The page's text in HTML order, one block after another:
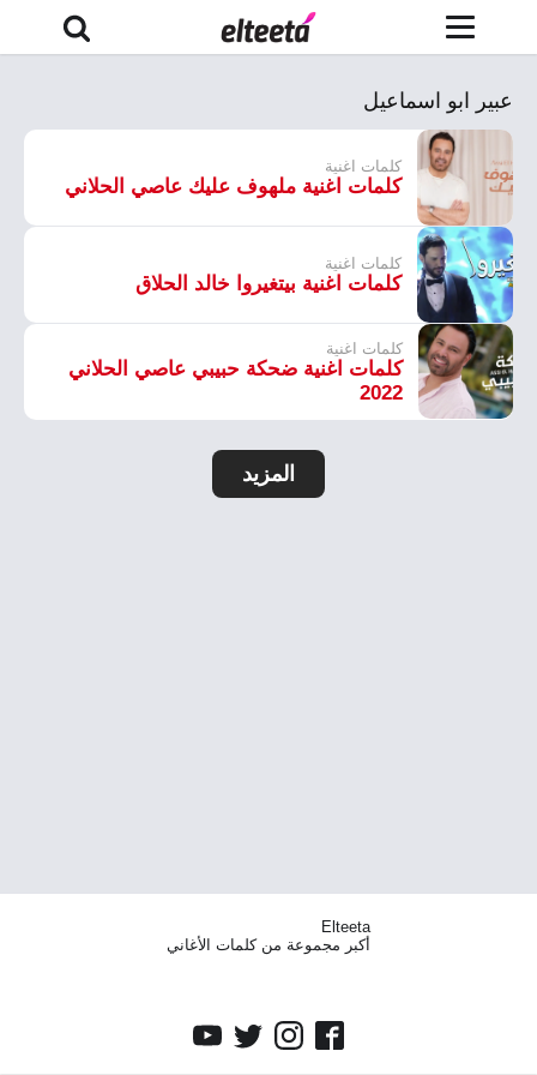
عبير ابو اسماعيل
كلمات اغنية
كلمات اغنية ملهوف عليك عاصي الحلاني
كلمات اغنية
كلمات اغنية بيتغيروا خالد الحلاق
كلمات اغنية
كلمات اغنية ضحكة حبيبي عاصي الحلاني
2022
المزيد
Elteeta
أكبر مجموعة من كلمات الأغاني